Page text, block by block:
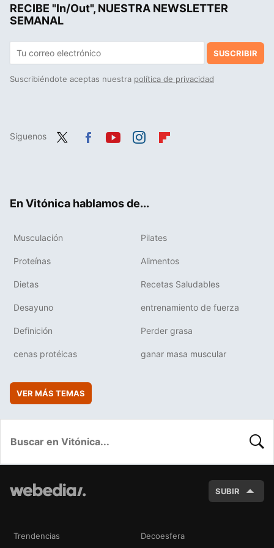
RECIBE "In/Out", NUESTRA NEWSLETTER
SEMANAL
SUSCRIBIR
Suscribiéndote aceptas nuestra política de privacidad
Síguenos
En Vitónica hablamos de...
Musculación Pilates
Proteínas Alimentos
Dietas Recetas Saludables
Desayuno entrenamiento de fuerza
Definición Perder grasa
cenas protéicas ganar masa muscular
VER MÁS TEMAS
SUBIR
Trendencias Decoesfera